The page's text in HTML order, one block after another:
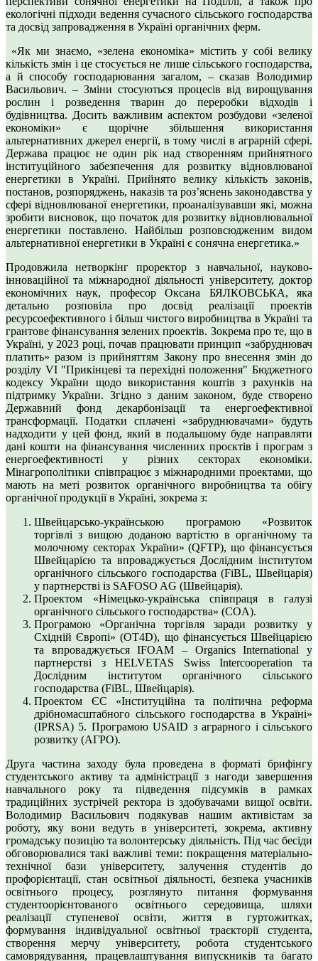
екологічні підходи ведення сучасного сільського господарства
та досвід запровадження в Україні органічних ферм.
«Як ми знаємо, «зелена економіка» містить у собі велику
кількість змін і це стосується не лише сільського господарства,
а й способу господарювання загалом, – сказав Володимир
Васильович. – Зміни стосуються процесів від вирощування
рослин і розведення тварин до переробки відходів і
будівництва. Досить важливим аспектом розбудови «зеленої
економіки» є щорічне збільшення використання
альтернативних джерел енергії, в тому числі в аграрній сфері.
Держава працює не один рік над створенням прийнятного
інституційного забезпечення для розвитку відновлюваної
енергетики в Україні. Прийнято велику кількість законів,
постанов, розпоряджень, наказів та роз’яснень законодавства у
сфері відновлюваної енергетики, проаналізувавши які, можна
зробити висновок, що початок для розвитку відновлювальної
енергетики поставлено. Найбільш розповсюдженим видом
альтернативної енергетики в Україні є сонячна енергетика.»
Продовжила нетворкінг проректор з навчальної, науково-
інноваційної та міжнародної діяльності університету, доктор
економічних наук, професор Оксана БЯЛКОВСЬКА, яка
детально розповіла про досвід реалізації проектів
ресурсоефективного і більш чистого виробництва в Україні та
грантове фінансування зелених проектів. Зокрема про те, що в
Україні, у 2023 році, почав працювати принцип «забруднювач
платить» разом із прийняттям Закону про внесення змін до
розділу VI "Прикінцеві та перехідні положення" Бюджетного
кодексу України щодо використання коштів з рахунків на
підтримку України. Згідно з даним законом, буде створено
Державний фонд декарбонізації та енергоефективної
трансформації. Податки сплачені «забруднювачами» будуть
надходити у цей фонд, який в подальшому буде направляти
дані кошти на фінансування численних проєктів і програм з
енергоефективності у різних секторах економіки.
Мінагрополітики співпрацює з міжнародними проектами, що
мають на меті розвиток органічного виробництва та обігу
органічної продукції в Україні, зокрема з:
Швейцарсько-українською програмою «Розвиток
торгівлі з вищою доданою вартістю в органічному та
молочному секторах України» (QFTP), що фінансується
Швейцарією та впроваджується Дослідним інститутом
органічного сільського господарства (FiBL, Швейцарія)
у партнерстві із SAFOSO AG (Швейцарія).
Проектом «Німецько-українська співпраця в галузі
органічного сільського господарства» (COA).
Програмою «Органічна торгівля заради розвитку у
Східній Європі» (OT4D), що фінансується Швейцарією
та впроваджується IFOAM – Organics International у
партнерстві з HELVETAS Swiss Intercooperation та
Дослідним інститутом органічного сільського
господарства (FiBL, Швейцарія).
Проектом ЄС «Інституційна та політична реформа
дрібномасштабного сільського господарства в Україні»
(IPRSA) 5. Програмою USAID з аграрного і сільського
розвитку (АГРО).
Друга частина заходу була проведена в форматі брифінгу
студентського активу та адміністрації з нагоди завершення
навчального року та підведення підсумків в рамках
традиційних зустрічей ректора із здобувачами вищої освіти.
Володимир Васильович подякував нашим активістам за
роботу, яку вони ведуть в університеті, зокрема, активну
громадську позицію та волонтерську діяльність. Під час бесіди
обговорювалися такі важливі теми: покращення матеріально-
технічної бази університету, залучення студентів до
профорієнтації, стан освітньої діяльності, безпека учасників
освітнього процесу, розглянуто питання формування
студентоорієнтованого освітнього середовища, шляхи
реалізації ступеневої освіти, життя в гуртожитках,
формування індивідуальної освітньої траєкторії студента,
створення мерчу університету, робота студентського
самоврядування, працевлаштування випускників та багато